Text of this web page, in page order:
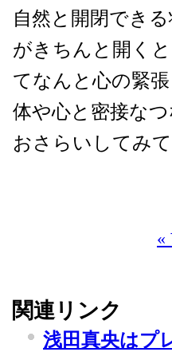
自然と開閉でき
がきちんと開く
てなんと心の緊
体や心と密接な
おさらいしてみ
«
関連リンク
浅田真央はプ